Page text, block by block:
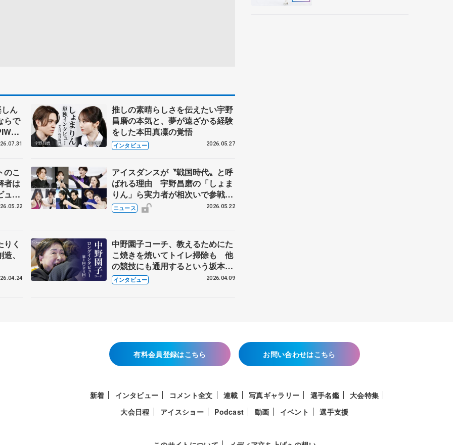
ん
らで
前
推しの素晴らしさを伝えたい宇野
昌磨の本気と、夢が遠ざかる経験
をした本田真凜の覚悟
インタビュー 2026.05.27
のこ
者は
ュー
人、
アイスダンスが〝戦国時代〟と呼
ばれる理由 宇野昌磨の「しょま
りん」ら実力者が相次いで参戦
国内の競争激化
ニュース 2026.05.22
く
、
中野園子コーチ、教えるためにた
こ焼きを焼いてトイレ掃除も 他
の競技にも通用するという坂本花
織の筋肉
インタビュー 2026.04.09
有料会員登録はこちら お問い合わせはこちら
新着 インタビュー コメント全文 連載 写真ギャラリー 選手名鑑
大会特集
大会日程
アイスショー Podcast 動画 イベント 選手支援